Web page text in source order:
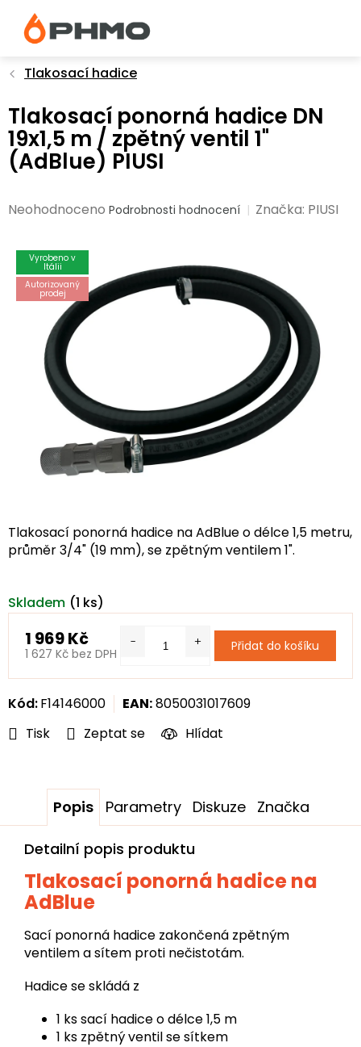
obsah
Tlakosací hadice
Tlakosací ponorná hadice DN
19x1,5 m / zpětný ventil 1"
(AdBlue) PIUSI
Průměrné
0,0
hvězdiček.
Neohodnoceno Podrobnosti hodnocení Značka: PIUSI
Vyrobeno v
Itálii
Autorizovaný
prodej
Tlakosací ponorná hadice na AdBlue o délce 1,5 metru,
průměr 3/4" (19 mm), se zpětným ventilem 1".
Tisk Zeptat se Hlídat
Kód:F14146000 EAN:8050031017609
Skladem (1 ks)
1 969 Kč
1 627 Kč bez DPH Přidat do košíku
Popis Parametry Diskuze Značka
Detailní popis produktu
Tlakosací ponorná hadice na
AdBlue
Sací ponorná hadice zakončená zpětným
ventilem a sítem proti nečistotám.
Hadice se skládá z
1 ks sací hadice o délce 1,5 m
1 ks zpětný ventil se sítkem